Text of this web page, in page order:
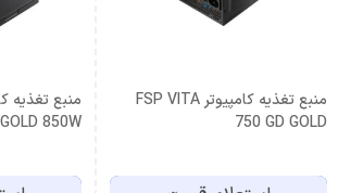
منبع تغذیه کامپیوتر FSP VITA
750 GD GOLD
850W